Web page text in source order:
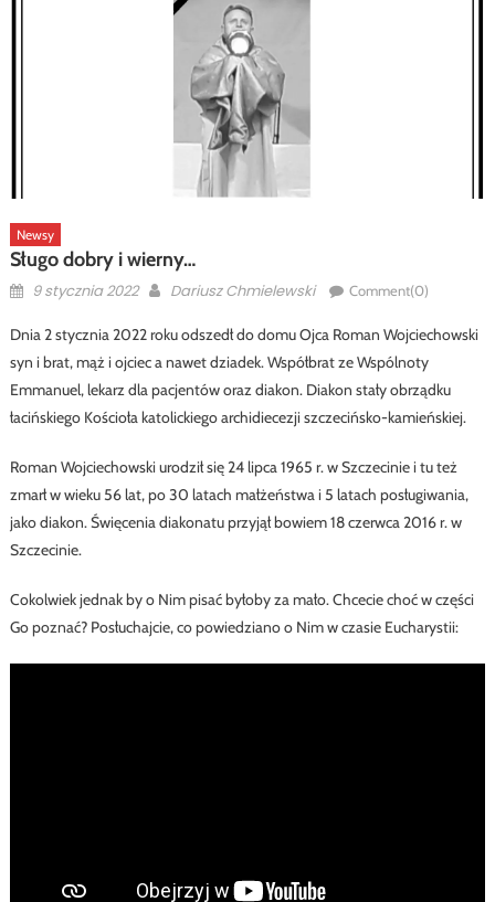
Newsy
Sługo dobry i wierny…
Posted
9 stycznia 2022 Author
Dariusz Chmielewski Comment(0)
Dnia 2 stycznia 2022 roku odszedł do domu Ojca Roman Wojciechowski
syn i brat, mąż i ojciec a nawet dziadek. Współbrat ze Wspólnoty
Emmanuel, lekarz dla pacjentów oraz diakon. Diakon stały obrządku
łacińskiego Kościoła katolickiego archidiecezji szczecińsko-kamieńskiej.
Roman Wojciechowski urodził się 24 lipca 1965 r. w Szczecinie i tu też
zmarł w wieku 56 lat, po 30 latach małżeństwa i 5 latach posługiwania,
jako diakon. Święcenia diakonatu przyjął bowiem 18 czerwca 2016 r. w
Szczecinie.
Cokolwiek jednak by o Nim pisać byłoby za mało. Chcecie choć w części
Go poznać? Posłuchajcie, co powiedziano o Nim w czasie Eucharystii: